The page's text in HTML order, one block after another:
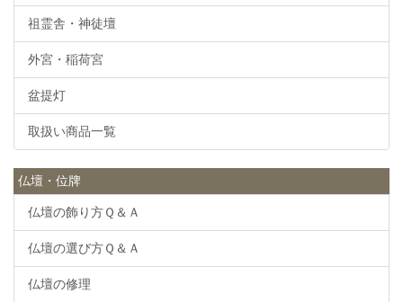
祖霊舎・神徒壇
外宮・稲荷宮
盆提灯
取扱い商品一覧
仏壇・位牌
仏壇の飾り方Ｑ＆Ａ
仏壇の選び方Ｑ＆Ａ
仏壇の修理